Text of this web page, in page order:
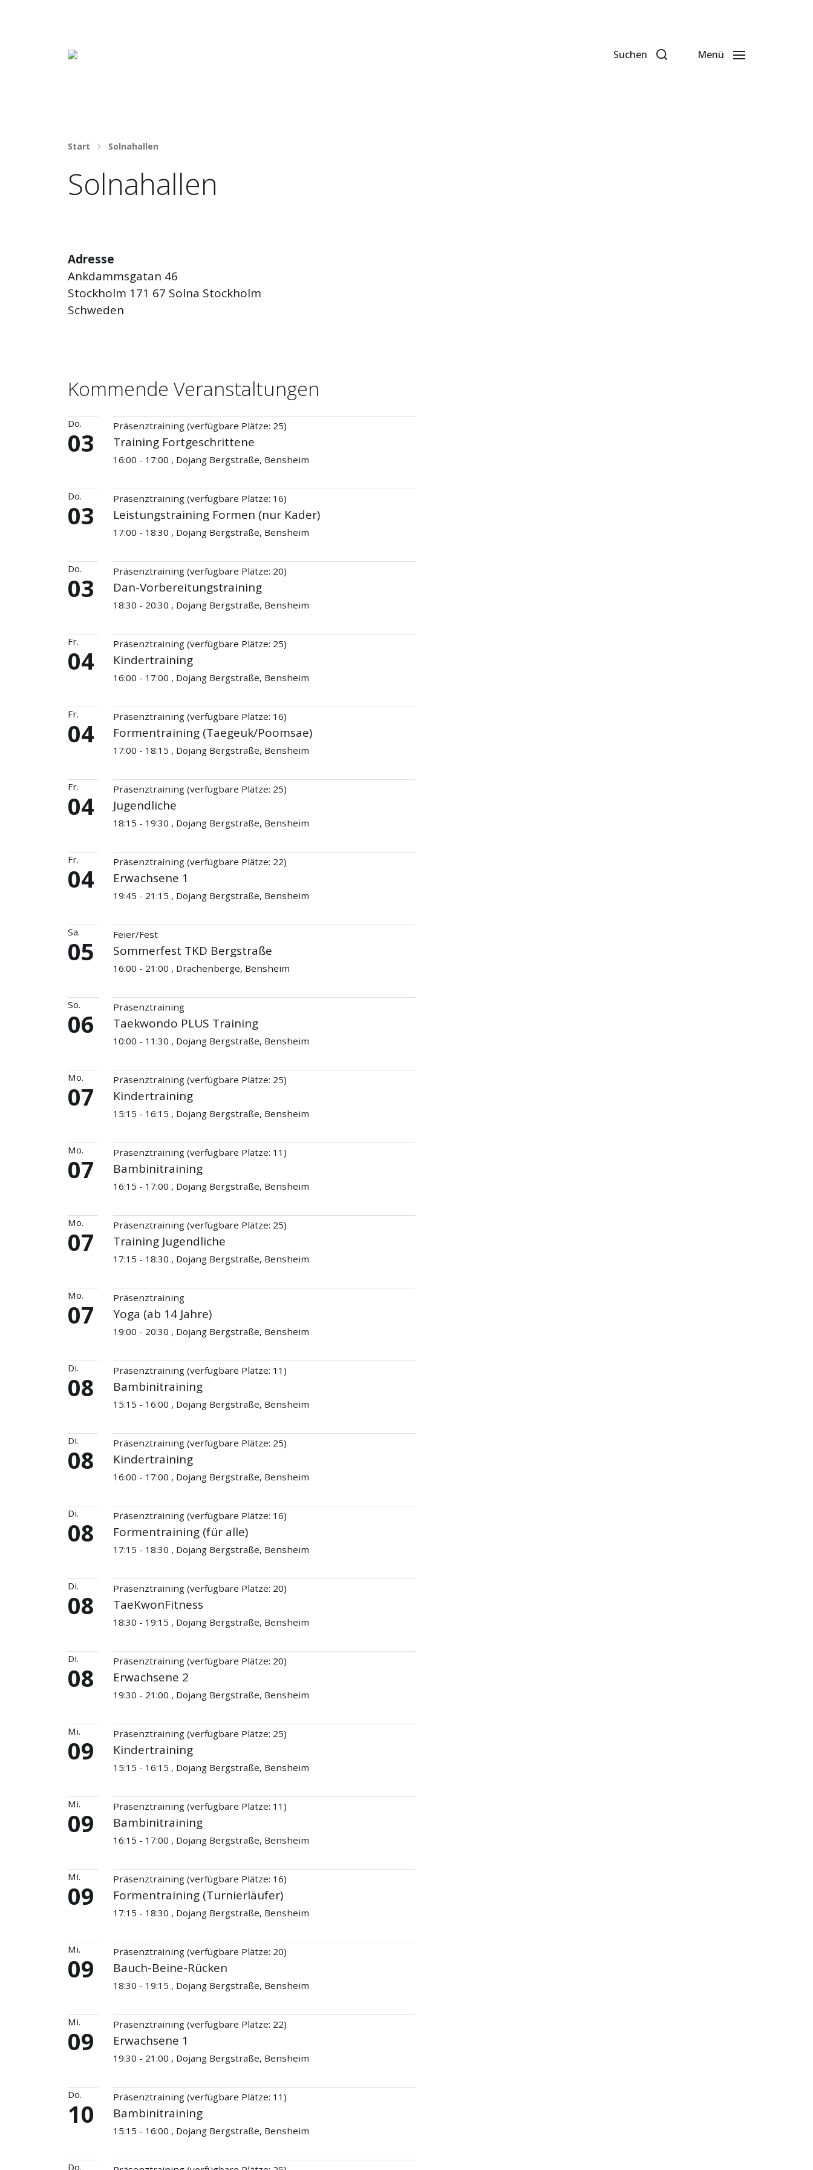
Häng nicht rum. Mach was draus! Suchen Menü
Start Solnahallen
Solnahallen
Adresse
Ankdammsgatan 46
Stockholm 171 67 Solna Stockholm
Schweden
Kommende Veranstaltungen
Do.
03
Präsenztraining (verfügbare Plätze: 25)
Training Fortgeschrittene
16:00 - 17:00 , Dojang Bergstraße, Bensheim
Do.
03
Präsenztraining (verfügbare Plätze: 16)
Leistungstraining Formen (nur Kader)
17:00 - 18:30 , Dojang Bergstraße, Bensheim
Do.
03
Präsenztraining (verfügbare Plätze: 20)
Dan-Vorbereitungstraining
18:30 - 20:30 , Dojang Bergstraße, Bensheim
Fr.
04
Präsenztraining (verfügbare Plätze: 25)
Kindertraining
16:00 - 17:00 , Dojang Bergstraße, Bensheim
Fr.
04
Präsenztraining (verfügbare Plätze: 16)
Formentraining (Taegeuk/Poomsae)
17:00 - 18:15 , Dojang Bergstraße, Bensheim
Fr.
04
Präsenztraining (verfügbare Plätze: 25)
Jugendliche
18:15 - 19:30 , Dojang Bergstraße, Bensheim
Fr.
04
Präsenztraining (verfügbare Plätze: 22)
Erwachsene 1
19:45 - 21:15 , Dojang Bergstraße, Bensheim
Sa.
05
Feier/Fest
Sommerfest TKD Bergstraße
16:00 - 21:00 , Drachenberge, Bensheim
So.
06
Präsenztraining
Taekwondo PLUS Training
10:00 - 11:30 , Dojang Bergstraße, Bensheim
Mo.
07
Präsenztraining (verfügbare Plätze: 25)
Kindertraining
15:15 - 16:15 , Dojang Bergstraße, Bensheim
Mo.
07
Präsenztraining (verfügbare Plätze: 11)
Bambinitraining
16:15 - 17:00 , Dojang Bergstraße, Bensheim
Mo.
07
Präsenztraining (verfügbare Plätze: 25)
Training Jugendliche
17:15 - 18:30 , Dojang Bergstraße, Bensheim
Mo.
07
Präsenztraining
Yoga (ab 14 Jahre)
19:00 - 20:30 , Dojang Bergstraße, Bensheim
Di.
08
Präsenztraining (verfügbare Plätze: 11)
Bambinitraining
15:15 - 16:00 , Dojang Bergstraße, Bensheim
Di.
08
Präsenztraining (verfügbare Plätze: 25)
Kindertraining
16:00 - 17:00 , Dojang Bergstraße, Bensheim
Di.
08
Präsenztraining (verfügbare Plätze: 16)
Formentraining (für alle)
17:15 - 18:30 , Dojang Bergstraße, Bensheim
Di.
08
Präsenztraining (verfügbare Plätze: 20)
TaeKwonFitness
18:30 - 19:15 , Dojang Bergstraße, Bensheim
Di.
08
Präsenztraining (verfügbare Plätze: 20)
Erwachsene 2
19:30 - 21:00 , Dojang Bergstraße, Bensheim
Mi.
09
Präsenztraining (verfügbare Plätze: 25)
Kindertraining
15:15 - 16:15 , Dojang Bergstraße, Bensheim
Mi.
09
Präsenztraining (verfügbare Plätze: 11)
Bambinitraining
16:15 - 17:00 , Dojang Bergstraße, Bensheim
Mi.
09
Präsenztraining (verfügbare Plätze: 16)
Formentraining (Turnierläufer)
17:15 - 18:30 , Dojang Bergstraße, Bensheim
Mi.
09
Präsenztraining (verfügbare Plätze: 20)
Bauch-Beine-Rücken
18:30 - 19:15 , Dojang Bergstraße, Bensheim
Mi.
09
Präsenztraining (verfügbare Plätze: 22)
Erwachsene 1
19:30 - 21:00 , Dojang Bergstraße, Bensheim
Do.
10
Präsenztraining (verfügbare Plätze: 11)
Bambinitraining
15:15 - 16:00 , Dojang Bergstraße, Bensheim
Do.